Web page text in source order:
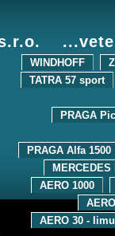
s.r.o.
WINDHOFF
TATRA 57 sport
PRAGA
PRAGA Alfa 1500
MERCEDES
AERO 1000
AERO 30 -